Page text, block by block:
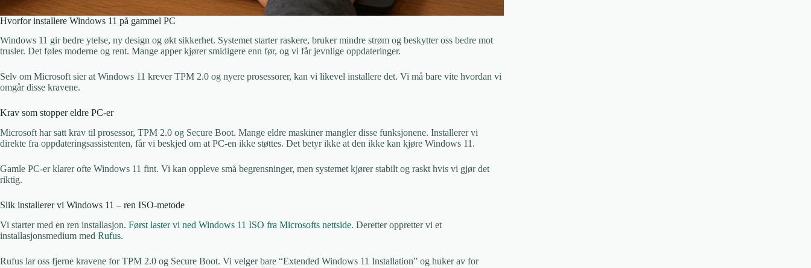
Hvorfor installere Windows 11 på gammel PC
Windows 11 gir bedre ytelse, ny design og økt sikkerhet. Systemet starter raskere, bruker mindre strøm og beskytter oss bedre mot
trusler. Det føles moderne og rent. Mange apper kjører smidigere enn før, og vi får jevnlige oppdateringer.
Selv om Microsoft sier at Windows 11 krever TPM 2.0 og nyere prosessorer, kan vi likevel installere det. Vi må bare vite hvordan vi
omgår disse kravene.
Krav som stopper eldre PC-er
Microsoft har satt krav til prosessor, TPM 2.0 og Secure Boot. Mange eldre maskiner mangler disse funksjonene. Installerer vi
direkte fra oppdateringsassistenten, får vi beskjed om at PC-en ikke støttes. Det betyr ikke at den ikke kan kjøre Windows 11.
Gamle PC-er klarer ofte Windows 11 fint. Vi kan oppleve små begrensninger, men systemet kjører stabilt og raskt hvis vi gjør det
riktig.
Slik installerer vi Windows 11 – ren ISO-metode
Vi starter med en ren installasjon. Først laster vi ned Windows 11 ISO fra Microsofts nettside. Deretter oppretter vi et
installasjonsmedium med Rufus.
Rufus lar oss fjerne kravene for TPM 2.0 og Secure Boot. Vi velger bare “Extended Windows 11 Installation” og huker av for